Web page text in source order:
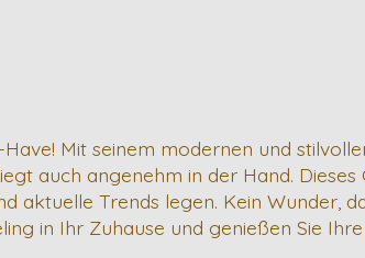
Mit seinem modernen und
auch angenehm in der Hand. Dieses
Trends legen. Kein Wunder,
in Ihr Zuhause und genießen Sie